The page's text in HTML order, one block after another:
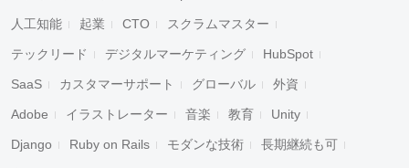
人工知能 起業 CTO スクラムマスター
テックリード デジタルマーケティング HubSpot
SaaS カスタマーサポート グローバル 外資
Adobe イラストレーター 音楽 教育 Unity
Django Ruby on Rails モダンな技術 長期継続も可